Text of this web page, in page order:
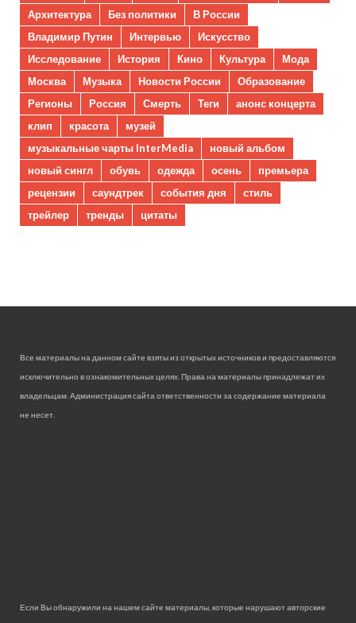
Архитектура
Без политики
В России
Владимир Путин
Интервью
Искусство
Исследование
История Кино Культура
Мода
Москва
Музыка Новости России
Образование
Регионы
Россия Смерть Теги
анонс концерта
клип
красота
музей
музыкальные чарты InterMedia
новый альбом
новый сингл
обувь одежда осень
премьера
рецензии
саундтрек события дня
стиль
трейлер
тренды цитаты
Все материалы на данном сайте взяты из открытых источников и предоставляются
исключительно в ознакомительных целях. Права на материалы принадлежат их
владельцам. Администрация сайта ответственности за содержание материала
не несет.
Если Вы обнаружили на нашем сайте материалы, которые нарушают авторские